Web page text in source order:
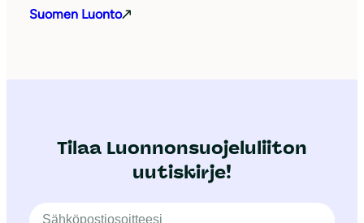
Suomen Luonto
Tilaa Luonnonsuojeluliiton
uutiskirje!